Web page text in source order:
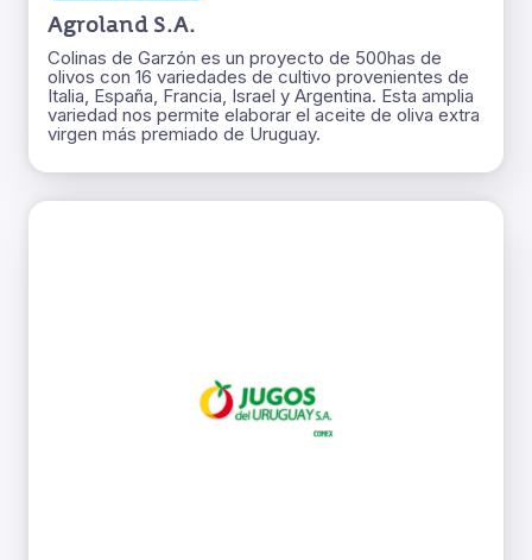
Agroland S.A.
Colinas de Garzón es un proyecto de 500has de
olivos con 16 variedades de cultivo provenientes de
Italia, España, Francia, Israel y Argentina. Esta amplia
variedad nos permite elaborar el aceite de oliva extra
virgen más premiado de Uruguay.